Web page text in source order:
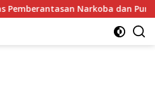
Narkoba dan Pungli